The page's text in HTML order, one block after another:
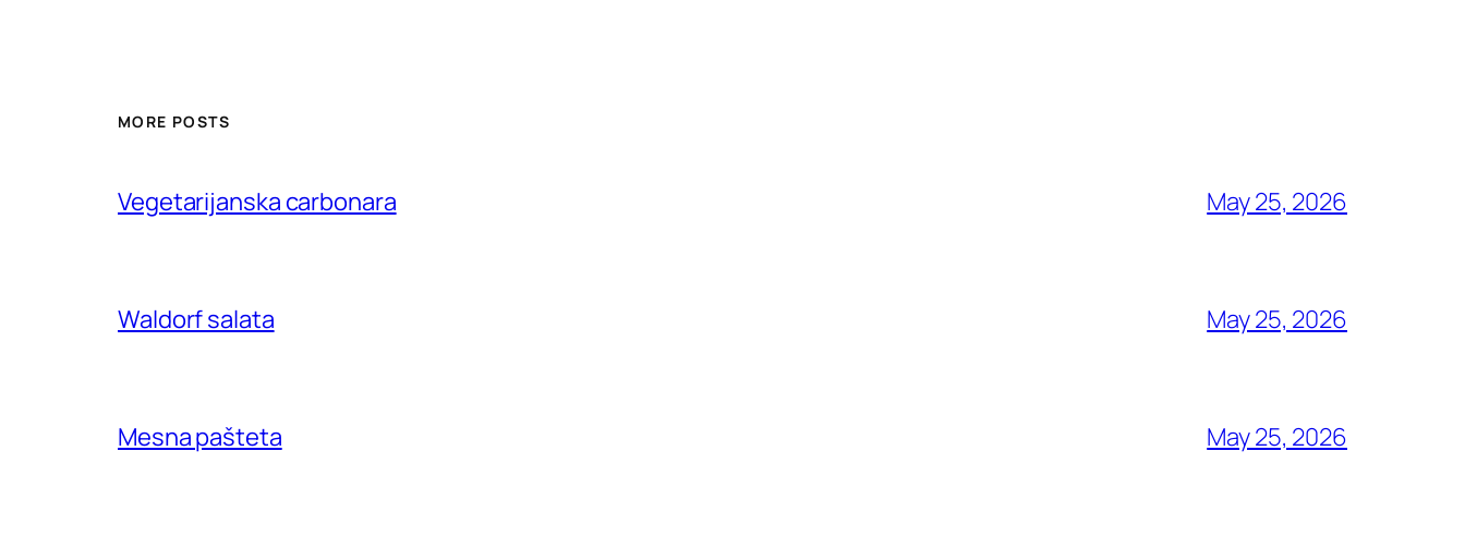
MORE POSTS
Vegetarijanska carbonara May 25, 2026
Waldorf salata May 25, 2026
Mesna pašteta May 25, 2026